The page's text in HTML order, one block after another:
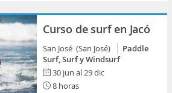
Curso de surf en Jacó
San José (San José)
Paddle
Surf, Surf y Windsurf
30 jun al 29 dic
8 horas